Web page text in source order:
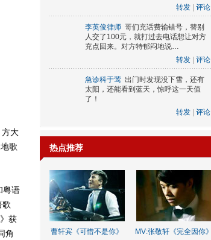
大
歌
粤语
歌
获
角
转发
评论
李英俊律师 哥们充话费输错号，替别
人交了100元，就打过去电话想让对方
充点回来。对方特郁闷地说…
转发
评论
急诊科于莺 出门时发现没下雪，还有
太阳，还能看到蓝天，惊呼这一天值
了！
转发
评论
热点推荐
曹轩宾《可惜不是你》 MV:张敬轩《完全因你》